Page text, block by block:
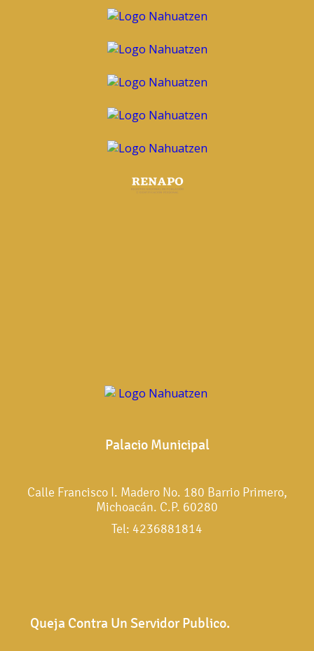
Palacio Municipal
Calle Francisco I. Madero No. 180 Barrio Primero,
Michoacán. C.P. 60280
Tel: 4236881814
Queja Contra Un Servidor Publico.